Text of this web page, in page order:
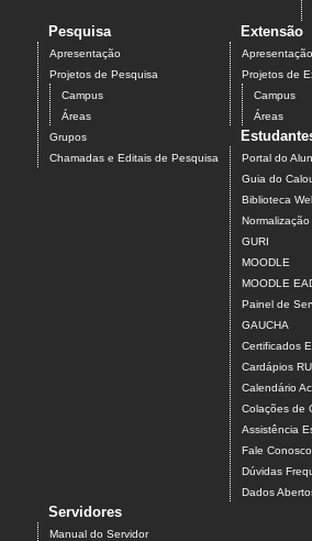
Pesquisa
Apresentação
Projetos de Pesquisa
Campus
Áreas
Grupos
Chamadas e Editais de Pesquisa
Extensão
Apresentação
Projetos de
Campus
Áreas
Portal do
Guia do
Biblioteca
GURI
MOODLE
MOODLE
Painel de
GAUCHA
Certificados
Cardápios
Calendário
Colações de
Assistência
Fale
Dúvidas
Dados
Servidores
Manual do Servidor